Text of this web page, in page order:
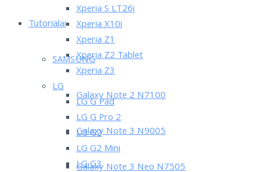
Tutorialai
SAMSUNG
Galaxy Note 2 N7100
Galaxy Note 3 N9005
Galaxy Note 3 Neo N7505
Xperia S LT26i
Xperia X10i
Xperia Z1
Xperia Z2 Tablet
Xperia Z3
LG
LG G Pad
LG G Pro 2
LG G2
LG G2 Mini
LG G3